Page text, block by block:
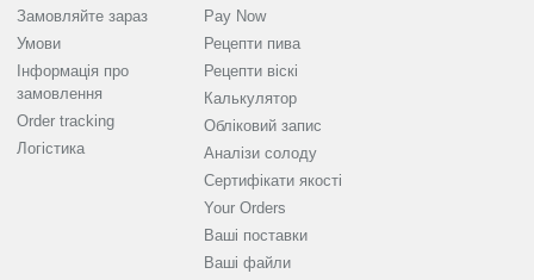
Замовляйте зараз
Умови
Інформація про
замовлення
Order tracking
Логістика
Pay Now
Рецепти пива
Рецепти віскі
Калькулятор
Обліковий запис
Аналізи солоду
Cертифікати якості
Your Orders
Ваші поставки
Ваші файли